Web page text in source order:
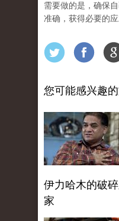
需要做的是，确保
准确，获得必要的
您可能感兴趣
伊力哈木的破碎
家